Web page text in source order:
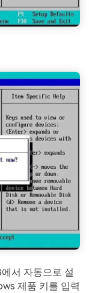
서 자동으로 설
제품 키를 입력